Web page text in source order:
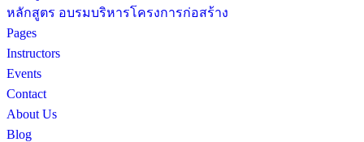
หลักสูตร อบรมบริหารโครงการก่อสร้าง
Pages
Instructors
Events
Contact
About Us
Blog